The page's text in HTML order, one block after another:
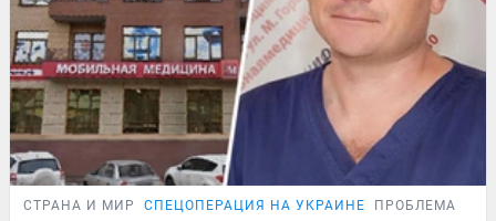
СТРАНА И МИР СПЕЦОПЕРАЦИЯ НА УКРАИНЕ ПРОБЛЕМА